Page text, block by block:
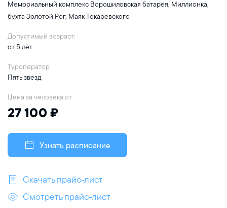
Мемориальный комплекс Ворошиловская батарея, Миллионка,
бухта Золотой Рог, Маяк Токаревского
Допустимый возраст:
от 5 лет
Туроператор
Пять звезд
Цена за человека от
27 100 ₽
Узнать расписание
Скачать прайс-лист
Смотреть прайс-лист